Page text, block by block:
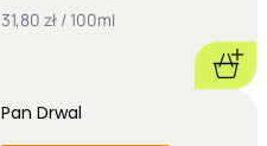
31,80 zł / 100ml
Pan Drwal